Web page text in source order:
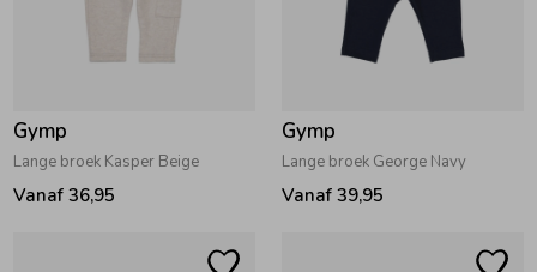
Gymp
Lange broek Kasper Beige
Vanaf 36,95
Gymp
Lange broek George Navy
Vanaf 39,95